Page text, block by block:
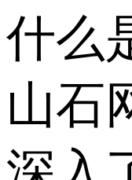
什么
山石